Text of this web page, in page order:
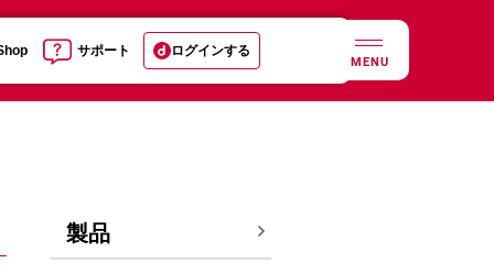
サポート ログインする
MENU
製品